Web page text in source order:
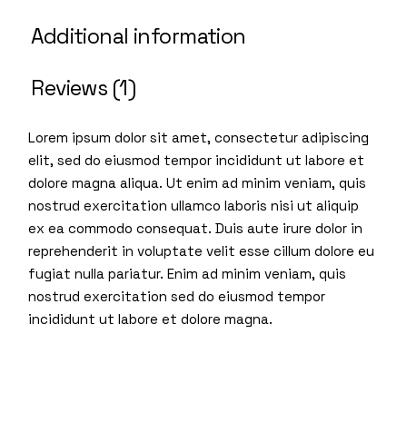
Additional information
Reviews (1)
Lorem ipsum dolor sit amet, consectetur adipiscing
elit, sed do eiusmod tempor incididunt ut labore et
dolore magna aliqua. Ut enim ad minim veniam, quis
nostrud exercitation ullamco laboris nisi ut aliquip
ex ea commodo consequat. Duis aute irure dolor in
reprehenderit in voluptate velit esse cillum dolore eu
fugiat nulla pariatur. Enim ad minim veniam, quis
nostrud exercitation sed do eiusmod tempor
incididunt ut labore et dolore magna.